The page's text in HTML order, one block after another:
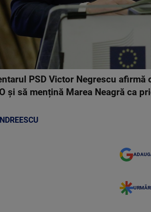
PSD Victor Negrescu
și să mențină Marea Neagră ca